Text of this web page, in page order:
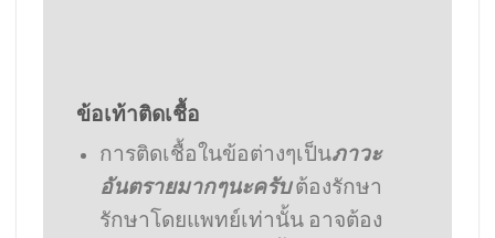
ข้อเท้าติดเชื้อ
การติดเชื้อในข้อต่างๆเป็นภาวะ
อันตรายมากๆนะครับ ต้องรักษา
รักษาโดยแพทย์เท่านั้น อาจต้อง